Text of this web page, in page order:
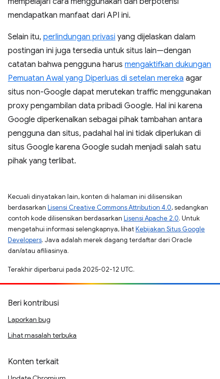
mendapatkan manfaat dari API ini.
Selain itu, perlindungan privasi yang dijelaskan dalam
postingan ini juga tersedia untuk situs lain—dengan
catatan bahwa pengguna harus mengaktifkan dukungan
Pemuatan Awal yang Diperluas di setelan mereka agar
situs non-Google dapat merutekan traffic menggunakan
proxy pengambilan data pribadi Google. Hal ini karena
Google diperkenalkan sebagai pihak tambahan antara
pengguna dan situs, padahal hal ini tidak diperlukan di
situs Google karena Google sudah menjadi salah satu
pihak yang terlibat.
Kecuali dinyatakan lain, konten di halaman ini dilisensikan
berdasarkan Lisensi Creative Commons Attribution 4.0, sedangkan
contoh kode dilisensikan berdasarkan Lisensi Apache 2.0. Untuk
mengetahui informasi selengkapnya, lihatKebijakan Situs Google
Developers. Java adalah merek dagang terdaftar dari Oracle
dan/atau afiliasinya.
Terakhir diperbarui pada 2025-02-12 UTC.
Beri kontribusi
Laporkan bug
Lihat masalah terbuka
Konten terkait